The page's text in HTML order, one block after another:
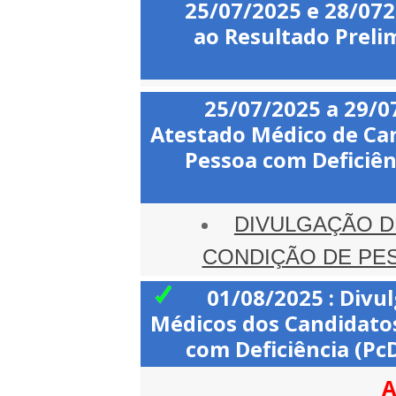
25/07/2025 e 28/
ao Resultado
25/07/2025 a 29/
Atestado Médico de
Pessoa com
DIVULGAÇÃO
CONDIÇÃO DE
01/08/2025 :
Médicos dos
com Deficiência